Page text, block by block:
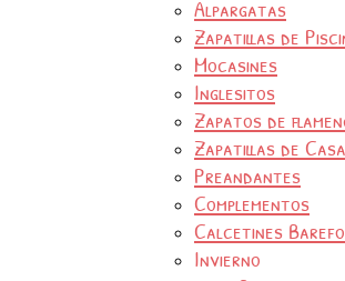
Alpargatas
Zapatillas de
Mocasines
Inglesitos
Zapatos de
Zapatillas de Casa
Preandantes
Complementos
Calcetines
Invierno